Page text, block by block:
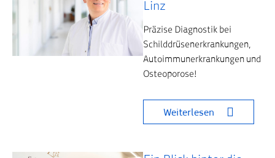
Linz
Präzise Diagnostik bei
Schilddrüsenerkrankungen,
Autoimmunerkrankungen und
Osteoporose!
Weiterlesen